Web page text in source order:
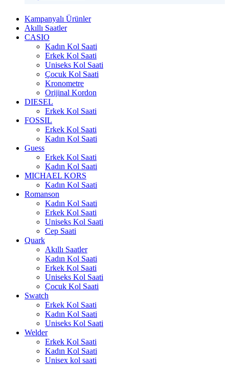
Kampanyalı Ürünler
Akıllı Saatler
CASIO
Kadın Kol Saati
Erkek Kol Saati
Uniseks Kol Saati
Çocuk Kol Saati
Kronometre
Orijinal Kordon
DIESEL
Erkek Kol Saati
FOSSIL
Erkek Kol Saati
Kadın Kol Saati
Guess
Erkek Kol Saati
Kadın Kol Saati
MICHAEL KORS
Kadın Kol Saati
Romanson
Kadın Kol Saati
Erkek Kol Saati
Uniseks Kol Saati
Cep Saati
Quark
Akıllı Saatler
Kadın Kol Saati
Erkek Kol Saati
Uniseks Kol Saati
Çocuk Kol Saati
Swatch
Erkek Kol Saati
Kadın Kol Saati
Uniseks Kol Saati
Welder
Erkek Kol Saati
Kadın Kol Saati
Unisex kol saati